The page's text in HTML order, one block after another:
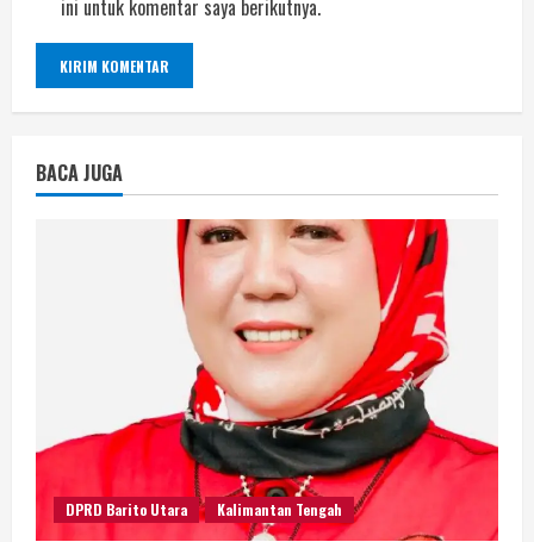
ini untuk komentar saya berikutnya.
BACA JUGA
DPRD Barito Utara Kalimantan Tengah